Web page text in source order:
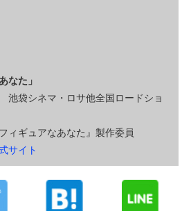
なた」
袋シネマ・ロサ他全国ロードショ
ギュアなあなた』製作委員
サイト